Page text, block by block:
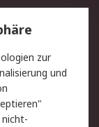
zur
und